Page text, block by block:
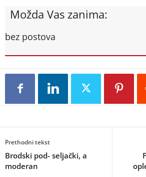
Možda Vas zanima:
bez postova
Prethodni tekst
Brodski pod- seljački, a
moderan